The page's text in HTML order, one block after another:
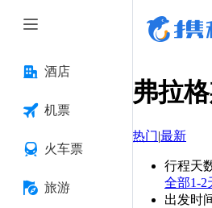
酒店
机票
火车票
旅游
弗拉
热门|最新
行程天
全部1-2
出发时